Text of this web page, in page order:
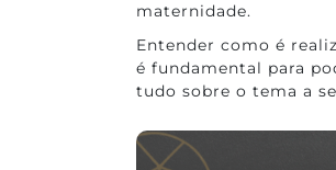
maternidade.
Entender como é
é fundamental para
tudo sobre o tema a